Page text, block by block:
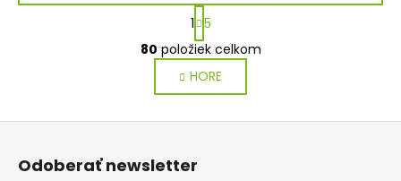
O
v
l
á
d
S
t
r
á
n
k
1 5
80 položiek celkom
HORE
Z
Odoberať newsletter